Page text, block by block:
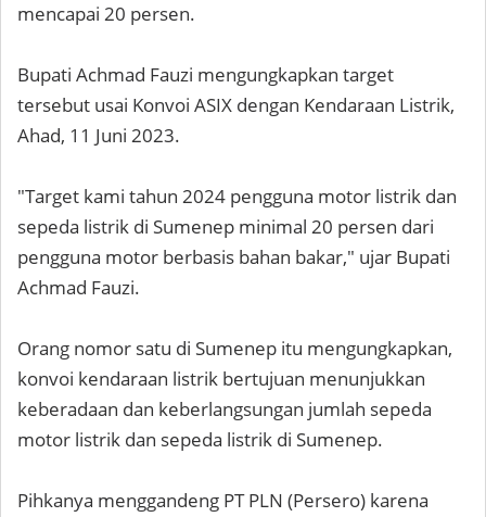
mencapai 20 persen.
Bupati Achmad Fauzi mengungkapkan target
tersebut usai Konvoi ASIX dengan Kendaraan Listrik,
Ahad, 11 Juni 2023.
"Target kami tahun 2024 pengguna motor listrik dan
sepeda listrik di Sumenep minimal 20 persen dari
pengguna motor berbasis bahan bakar," ujar Bupati
Achmad Fauzi.
Orang nomor satu di Sumenep itu mengungkapkan,
konvoi kendaraan listrik bertujuan menunjukkan
keberadaan dan keberlangsungan jumlah sepeda
motor listrik dan sepeda listrik di Sumenep.
Pihkanya menggandeng PT PLN (Persero) karena